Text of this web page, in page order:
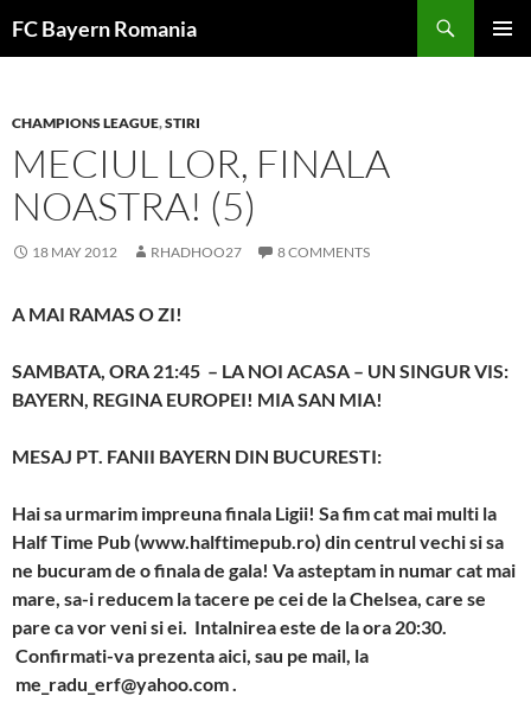
toFC Bayern Romania
CHAMPIONS LEAGUE,STIRI
MECIUL LOR, FINALA
NOASTRA! (5)
18 MAY 2012 RHADHOO27 8 COMMENTS
A MAI RAMAS O ZI!
SAMBATA, ORA 21:45 – LA NOI ACASA – UN SINGUR VIS:
BAYERN, REGINA EUROPEI! MIA SAN MIA!
MESAJ PT. FANII BAYERN DIN BUCURESTI:
Hai sa urmarim impreuna finala Ligii! Sa fim cat mai multi la
Half Time Pub (www.halftimepub.ro) din centrul vechi si sa
ne bucuram de o finala de gala! Va asteptam in numar cat mai
mare, sa-i reducem la tacere pe cei de la Chelsea, care se
pare ca vor veni si ei. Intalnirea este de la ora 20:30.
Confirmati-va prezenta aici, sau pe mail, la
me_radu_erf@yahoo.com .